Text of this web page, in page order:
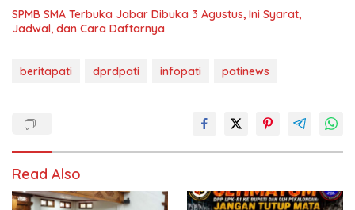
SPMB SMA Terbuka Jabar Dibuka 3 Agustus, Ini Syarat,
Jadwal, dan Cara Daftarnya
beritapati dprdpati infopati patinews
Read Also